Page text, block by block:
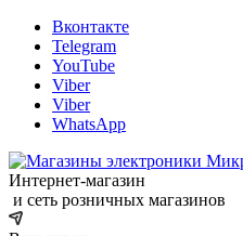
Вконтакте
Telegram
YouTube
Viber
Viber
WhatsApp
Интернет-магазин
и сеть розничных магазинов